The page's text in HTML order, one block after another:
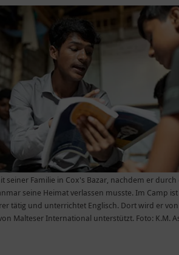
seiner Familie in Cox's Bazar, nachdem er durch
seine Heimat verlassen musste. Im Camp
tätig und unterrichtet Englisch. Dort wird er
Malteser International unterstützt. Foto: K.M.